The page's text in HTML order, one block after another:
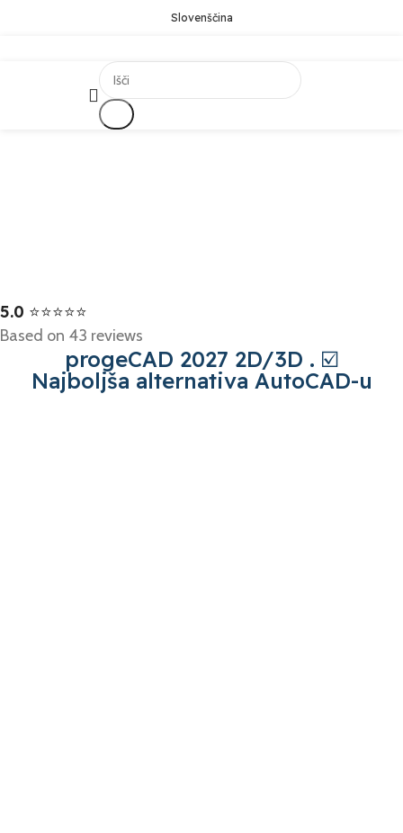
Slovenščina
5.0 ⭐⭐⭐⭐⭐
Based on 43 reviews
progeCAD 2027 2D/3D . ☑️
Najboljša alternativa AutoCAD-u